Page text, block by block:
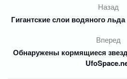
Назад
Гигантские слои водяного
Вперед
Обнаружены кормящиеся